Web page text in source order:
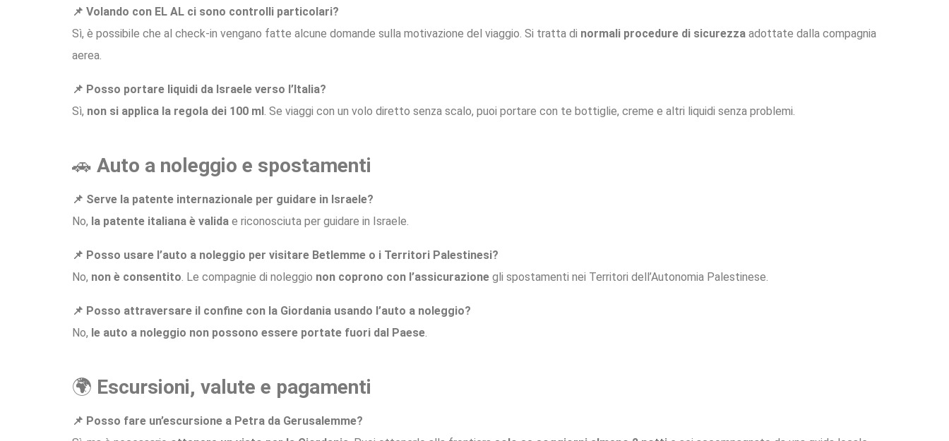
📌 Volando con EL AL ci sono controlli particolari?
Sì, è possibile che al check-in vengano fatte alcune domande sulla motivazione del viaggio. Si tratta di normali procedure di sicurezza adottate dalla compagnia
aerea.
📌 Posso portare liquidi da Israele verso l’Italia?
Sì, non si applica la regola dei 100 ml . Se viaggi con un volo diretto senza scalo, puoi portare con te bottiglie, creme e altri liquidi senza problemi.
🚗 Auto a noleggio e spostamenti
📌 Serve la patente internazionale per guidare in Israele?
No, la patente italiana è valida e riconosciuta per guidare in Israele.
📌 Posso usare l’auto a noleggio per visitare Betlemme o i Territori Palestinesi?
No, non è consentito. Le compagnie di noleggio non coprono con l’assicurazione gli spostamenti nei Territori dell’Autonomia Palestinese.
📌 Posso attraversare il confine con la Giordania usando l’auto a noleggio?
No, le auto a noleggio non possono essere portate fuori dal Paese.
🌍 Escursioni, valute e pagamenti
📌 Posso fare un’escursione a Petra da Gerusalemme?